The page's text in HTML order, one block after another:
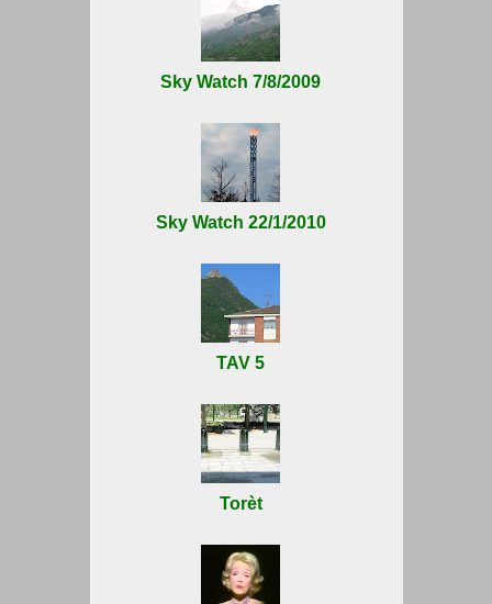
Sky Watch 7/8/2009
Sky Watch 22/1/2010
TAV 5
Torèt